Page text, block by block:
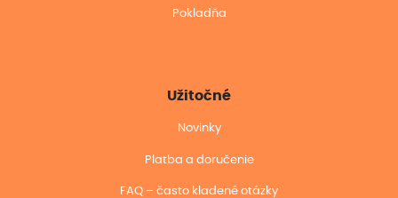
Pokladňa
Užitočné
Novinky
Platba a doručenie
FAQ – často kladené otázky